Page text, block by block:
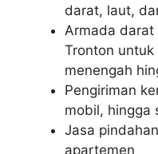
darat, laut,
Armada darat
Tronton untuk
menengah
Pengiriman
mobil, hingga
Jasa
apartemen